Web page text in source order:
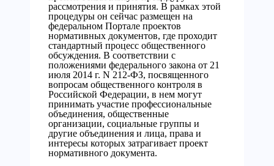
рассмотрения и принятия. В рамках этой
процедуры он сейчас размещен на
федеральном Портале проектов
нормативных документов, где проходит
стандартный процесс общественного
обсуждения. В соответствии с
положениями федерального закона от 21
июля 2014 г. N 212-ФЗ, посвященного
вопросам общественного контроля в
Российской Федерации, в нем могут
принимать участие профессиональные
объединения, общественные
организации, социальные группы и
другие объединения и лица, права и
интересы которых затрагивает проект
нормативного документа.